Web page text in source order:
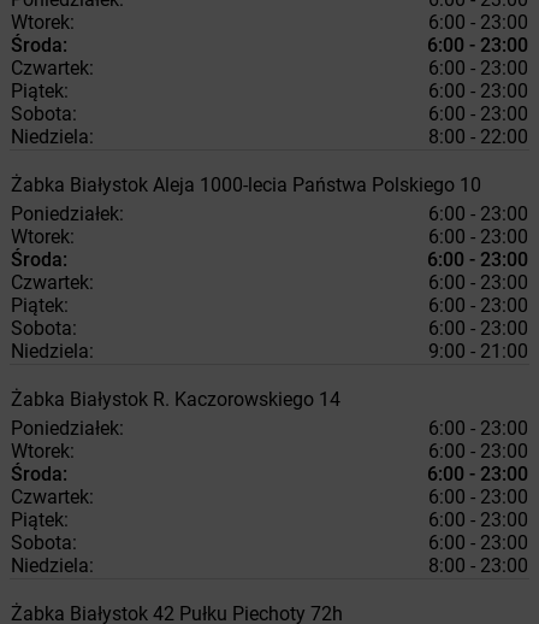
Wtorek:
6:00 - 23:00
Środa:
6:00 - 23:00
Czwartek:
6:00 - 23:00
Piątek:
6:00 - 23:00
Sobota:
6:00 - 23:00
Niedziela:
8:00 - 22:00
Żabka Białystok Aleja 1000-lecia Państwa Polskiego 10
Poniedziałek:
6:00 - 23:00
Wtorek:
6:00 - 23:00
Środa:
6:00 - 23:00
Czwartek:
6:00 - 23:00
Piątek:
6:00 - 23:00
Sobota:
6:00 - 23:00
Niedziela:
9:00 - 21:00
Żabka Białystok R. Kaczorowskiego 14
Poniedziałek:
6:00 - 23:00
Wtorek:
6:00 - 23:00
Środa:
6:00 - 23:00
Czwartek:
6:00 - 23:00
Piątek:
6:00 - 23:00
Sobota:
6:00 - 23:00
Niedziela:
8:00 - 23:00
Żabka Białystok 42 Pułku Piechoty 72h